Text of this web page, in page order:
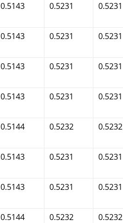
0.5143 0.5231 0.5231
0.5143 0.5231 0.5231
0.5143 0.5231 0.5231
0.5143 0.5231 0.5231
0.5144 0.5232 0.5232
0.5143 0.5231 0.5231
0.5143 0.5231 0.5231
0.5144 0.5232 0.5232